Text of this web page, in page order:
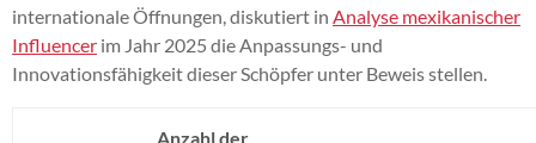
internationale Öffnungen, diskutiert in Analyse mexikanischer
Influencer im Jahr 2025 die Anpassungs- und
Innovationsfähigkeit dieser Schöpfer unter Beweis stellen.
Anzahl der